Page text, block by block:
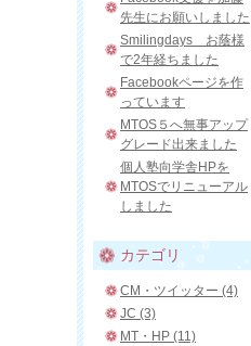
先生にお願いしました
Smilingdays お蔭様
で2年経ちました
Facebookページを作
っています
MTOS５へ無事アップ
グレード出来ました
個人塾向学舎HPを
MTOSでリニューアル
しました
カテゴリ
CM・ツイッター (4)
JC (3)
MT・HP (11)